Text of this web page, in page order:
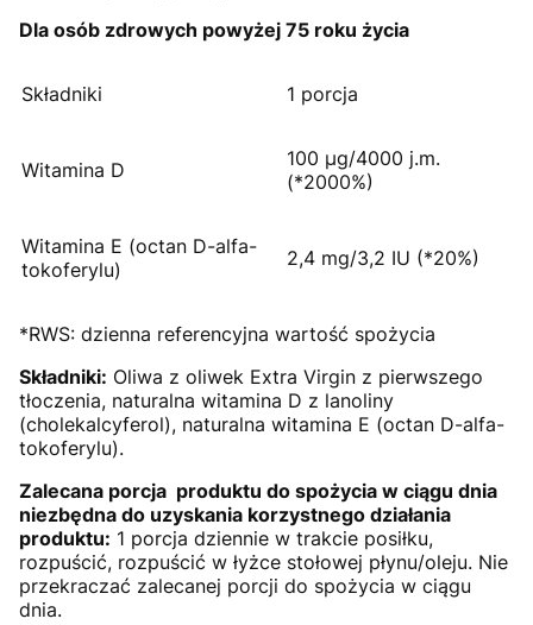
Dla osób zdrowych powyżej 75 roku życia
Składniki 1 porcja
Witamina D
100 µg/4000 j.m.
(*2000%)
Witamina E (octan D-alfa-
tokoferylu)
2,4 mg/3,2 IU (*20%)
*RWS: dzienna referencyjna wartość spożycia
Składniki: Oliwa z oliwek Extra Virgin z pierwszego
tłoczenia, naturalna witamina D z lanoliny
(cholekalcyferol), naturalna witamina E (octan D-alfa-
tokoferylu).
Zalecana porcja produktu do spożycia w ciągu dnia
niezbędna do uzyskania korzystnego działania
produktu: 1 porcja dziennie w trakcie posiłku,
rozpuścić, rozpuścić w łyżce stołowej płynu/oleju. Nie
przekraczać zalecanej porcji do spożycia w ciągu
dnia.